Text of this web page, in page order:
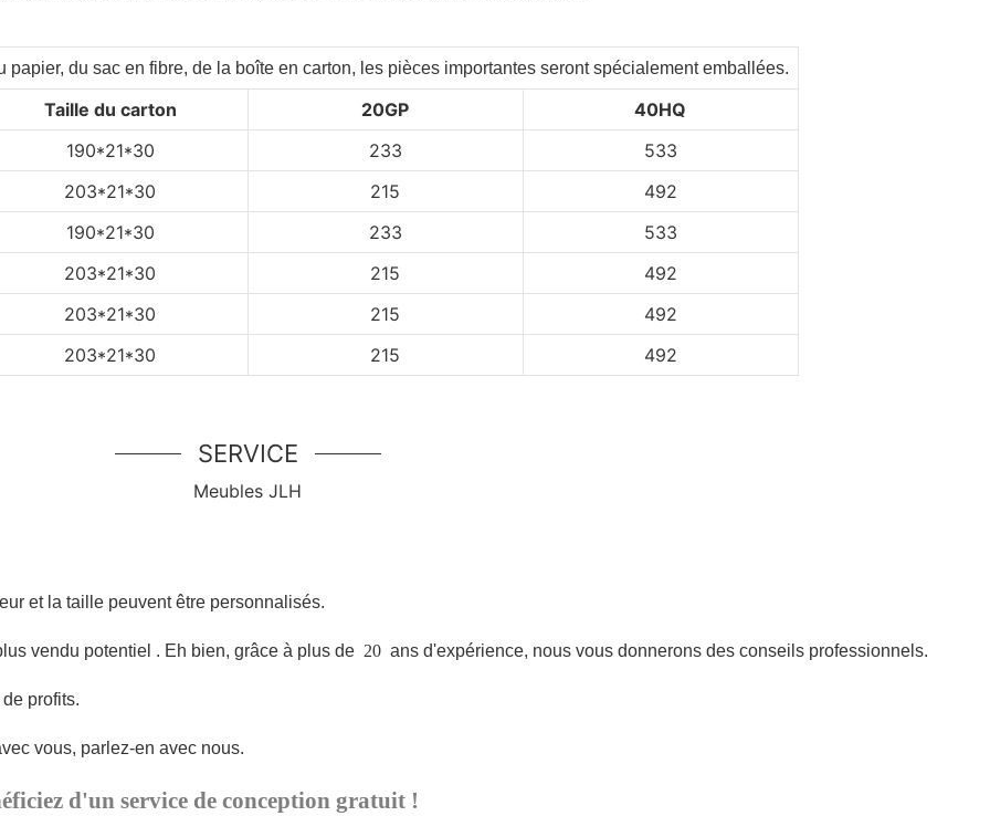
du sac en fibre, de la boîte en carton, les pièces importantes seront spécialement emballées.
Taille du carton 20GP
40HQ
190*21*30
233
533
203*21*30
215
492
190*21*30
233
533
203*21*30
215
492
203*21*30
215
492
203*21*30
215 492
SERVICE
Meubles JLH
et la taille peuvent être personnalisés.
vendu potentiel . Eh bien, grâce à plus de 20 ans d'expérience, nous vous donnerons des conseils professionnels.
profits.
vous, parlez-en avec nous.
d'un service de conception gratuit !